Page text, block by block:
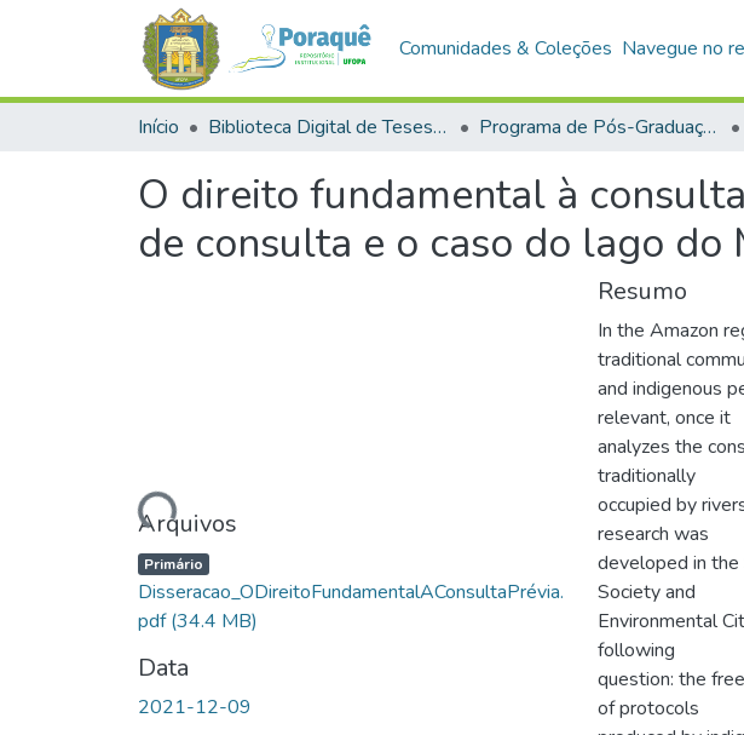
Comunidades & Coleções Navegue no
Início Biblioteca Digital de Teses e Dissertações (BDTD) Programa de Pós-Graduação em Ciências da Sociedade (PPGCS)
O direito fundamental à
de consulta e o caso do lago do
Carregando...
Arquivos
Primário
Disseracao_ODireitoFundamentalAConsultaPrévia.
pdf(34.4 MB)
Data
2021-12-09
Resumo
In the Amazon
traditional
and indigenous
relevant, once it
analyzes the
traditionally
occupied by
research was
developed in the
Society and
Environmental
following
question: the
of protocols